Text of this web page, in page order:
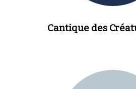
Cantique des